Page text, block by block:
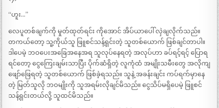
“ဟူး…”
လေပူတစ်ချက်ကို မှုတ်ထုတ်ရင်း ကိုအောင် အိပ်ယာပေါ် လှဲချလိုက်သည်။
တကယ်တော့ သူ့ကိုယ်သူ ဖြူစင်သန့်ရှင်းတဲ့ သူတစ်ယောက် ဖြစ်ချင်တာပါ။
ဒါပေမဲ့ ဘဝပေးအခြေအနေအရ သူလုပ်နေရတဲ့ အလုပ်ဟာ ခပ်ရင့်ရင့် ပြောရ
ရင်တော့ ငွေကြေးချမ်းသာပြီး ပိုက်ဆံရှိတဲ့ လူကုံထံ အမျိုးသမီးတွေ အလိုကျ
ဖျော်ဖြေရတဲ့ သူတစ်ယောက် ဖြစ်ခဲ့ရသည်။ သူနဲ့ အခန်းချင်း ကပ်ရက်မှာနေ
တဲ့ မြတ်သူလို ဘဝမျိုးကို သူအရမ်းလိုချင်မိသည်။ ငွေသိပ်မရှိပေမဲ့ ဖြူစင်
သန့်ရှင်းတယ်လို့ သူထင်မိသည်။